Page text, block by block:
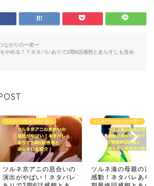
ながりのー射ー
やめる！？ネタバレありで2期8話感想とあらすじも含め
ツルネーつながりのー射ー
ツルネ湊の母親の言葉に
感動！ネタバレありで2
ツルネーつながりのー射ー